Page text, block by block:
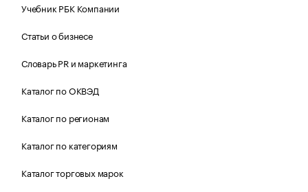
Учебник РБК Компании
Статьи о бизнесе
Словарь PR и маркетинга
Каталог по ОКВЭД
Каталог по регионам
Каталог по категориям
Каталог торговых марок